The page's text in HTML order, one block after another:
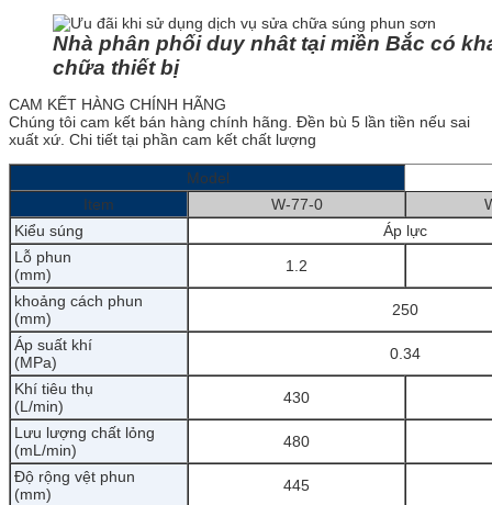
Nhà phân phối duy nhât tại miền Bắc có
chữa thiết bị
CAM KẾT HÀNG CHÍNH HÃNG
Chúng tôi cam kết bán hàng chính hãng. Đền bù 5 lần tiền nếu sai
xuất xứ. Chi tiết tại phần cam kết chất lượng
Model
Item
W-77-0
Kiểu súng
Áp lực
Lỗ phun
(mm)
1.2
khoảng cách phun
(mm)
250
Áp suất khí
(MPa)
0.34
Khí tiêu thụ
(L/min)
430
Lưu lượng chất lỏng
(mL/min)
480
Độ rộng vệt phun
(mm)
445